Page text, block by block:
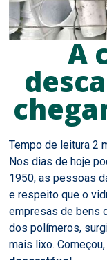
A
Nos dias de hoje
1950, as pessoas
e respeito que o
empresas de bens
dos polímeros,
mais lixo.